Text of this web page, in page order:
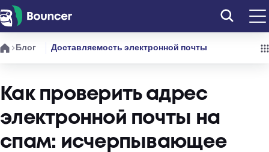
Перейти
к
содержимому
Блог Доставляемость электронной почты
Как проверить адрес
электронной почты на
спам: исчерпывающее